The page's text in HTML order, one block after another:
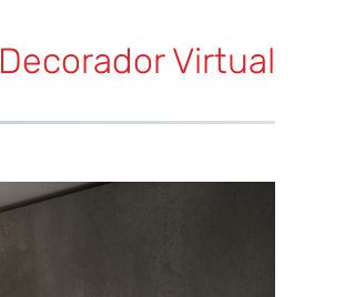
Decorador Virtual